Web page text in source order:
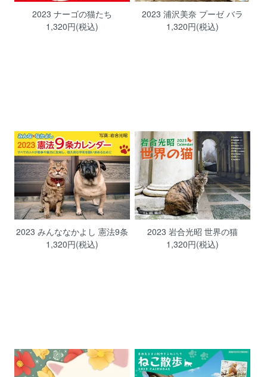
2023 ナーゴの猫たち
1,320円(税込)
2023 浦沢美奈 プーゼ バラ
1,320円(税込)
2023 みんななかよし 憲法9条
1,320円(税込)
2023 岩合光昭 世界の猫
1,320円(税込)